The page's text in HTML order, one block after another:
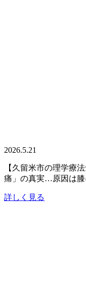
2026.5.21
【久留米市の理学療
痛」の真実…原因は膝
詳しく見る